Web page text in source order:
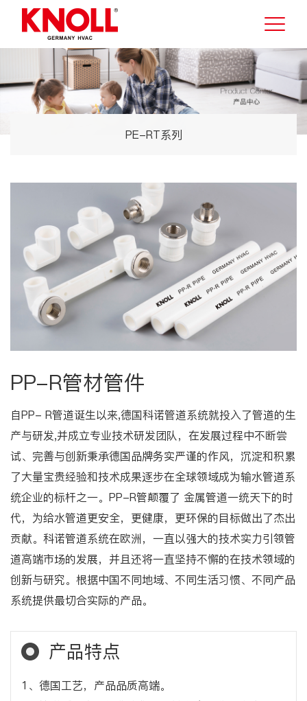
PE-RT系列
PP-R管材管件
自PP- R管道诞生以来,德国科诺管道系统就投入了管道的生
产与研发,并成立专业技术研发团队，在发展过程中不断尝
试、完善与创新秉承德国品牌务实严谨的作风，沉淀和积累
了大量宝贵经验和技术成果逐步在全球领域成为输水管道系
统企业的标杆之一。PP-R管颠覆了 金属管道一统天下的时
代，为给水管道更安全，更健康，更环保的目标做出了杰出
贡献。科诺管道系统在欧洲，一直以强大的技术实力引领管
道高端市场的发展，并且还将一直坚持不懈的在技术领域的
创新与研究。根据中国不同地域、不同生活习惯、不同产品
系统提供最切合实际的产品。
产品特点
1、德国工艺，产品品质高端。